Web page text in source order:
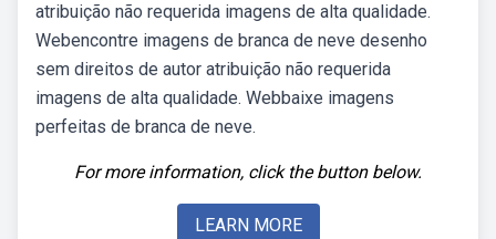
atribuição não requerida imagens de alta qualidade.
Webencontre imagens de branca de neve desenho
sem direitos de autor atribuição não requerida
imagens de alta qualidade. Webbaixe imagens
perfeitas de branca de neve.
For more information, click the button below.
LEARN MORE